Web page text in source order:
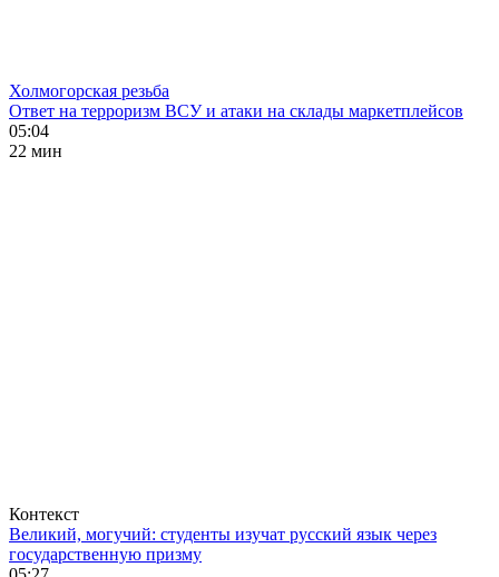
Холмогорская резьба
Ответ на терроризм ВСУ и атаки на склады маркетплейсов
05:04
22 мин
Контекст
Великий, могучий: студенты изучат русский язык через
государственную призму